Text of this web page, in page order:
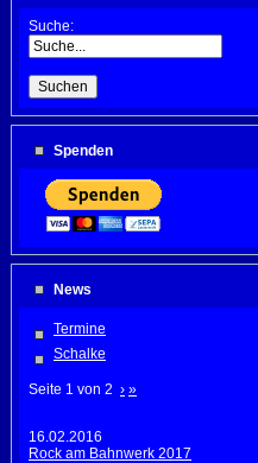
Suche:
Spenden
News
Termine
Schalke
Seite 1 von 2 › »
16.02.2016
Rock am Bahnwerk 2017